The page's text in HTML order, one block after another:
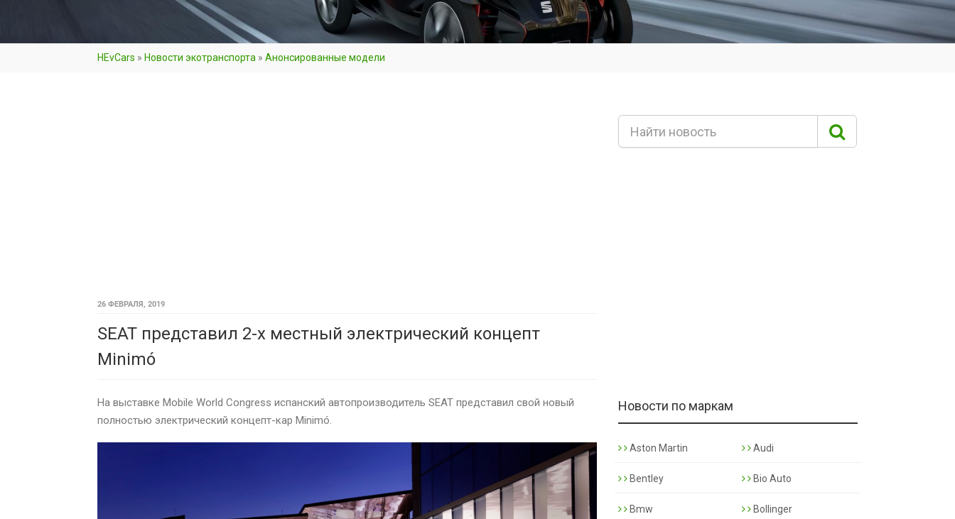
HEvCars » Новости экотранспорта » Анонсированные модели
26 ФЕВРАЛЯ, 2019
SEAT представил 2-х местный электрический концепт
Minimó
На выставке Mobile World Congress испанский автопроизводитель SEAT представил свой новый
полностью электрический концепт-кар Minimó.
Новости по маркам
Aston Martin Audi
Bentley Bio Auto
Bmw Bollinger